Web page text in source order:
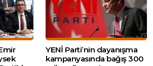
YENİ Parti’nin dayanışma
kampanyasında bağış 300